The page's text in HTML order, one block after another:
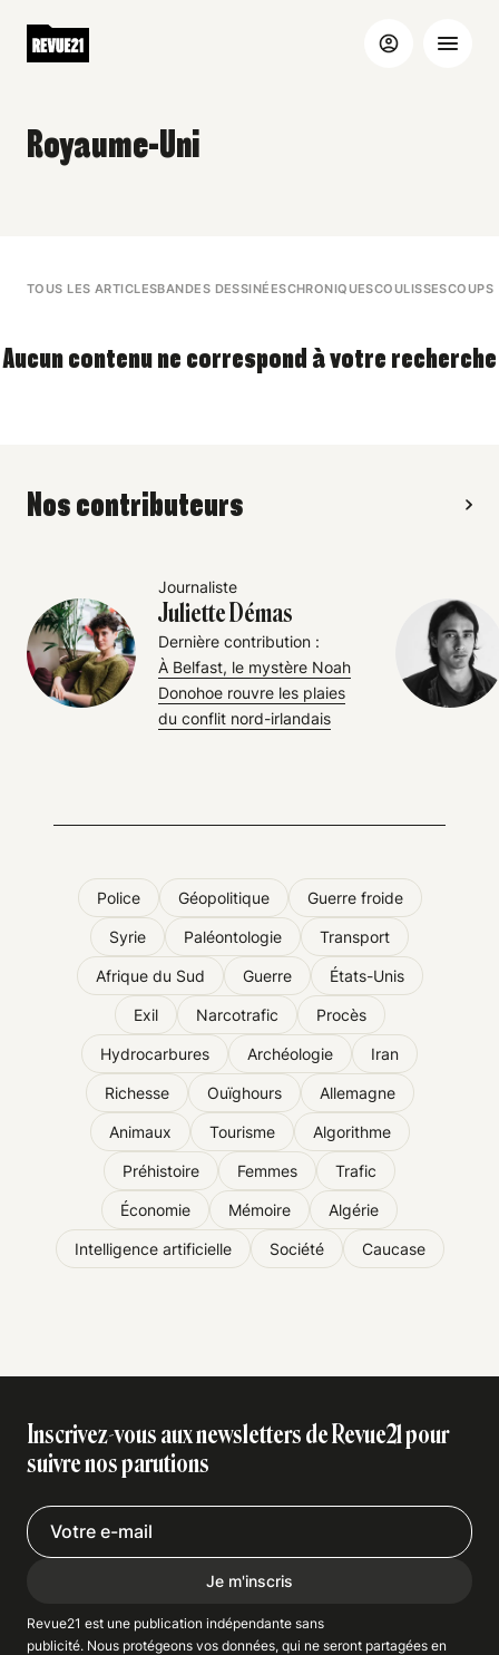
Royaume-Uni
TOUS LES ARTICLESBANDES DESSINÉESCHRONIQUESCOULISSESCOUPS
Aucun contenu ne correspond à votre recherche
Nos contributeurs
Journaliste
Juliette Démas
Dernière contribution :
À Belfast, le mystère Noah
Donohoe rouvre les plaies
du conflit nord-irlandais
Police Géopolitique Guerre froide
Syrie Paléontologie Transport
Afrique du Sud Guerre États-Unis
Exil Narcotrafic Procès
Hydrocarbures Archéologie Iran
Richesse Ouïghours Allemagne
Animaux Tourisme Algorithme
Préhistoire Femmes Trafic
Économie Mémoire Algérie
Intelligence artificielle Société Caucase
Inscrivez-vous aux newsletters de Revue21 pour
suivre nos parutions
Je m'inscris
Revue21 est une publication indépendante sans
publicité. Nous protégeons vos données, qui ne seront partagées en